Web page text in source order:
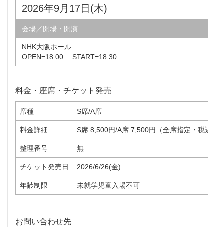
2026年9月17日(木)
会場／開場・開演
NHK大阪ホール
OPEN=18:00 START=18:30
料金・座席・チケット発売
席種 S席/A席
料金詳細 S席 8,500円/A席 7,500円（全席指定・税込）
整理番号 無
チケット発売日 2026/6/26(金)
年齢制限 未就学児童入場不可
お問い合わせ先